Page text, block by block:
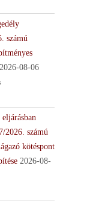
számú
2026-08-06
2026. számú
kötéspont
2026-08-